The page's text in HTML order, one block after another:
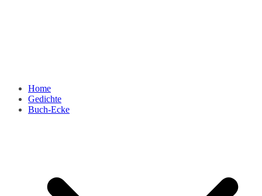
Home
Gedichte
Buch-Ecke